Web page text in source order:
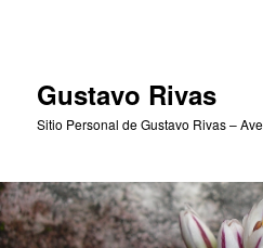
Gustavo Rivas
Sitio Personal de Gustavo Rivas –